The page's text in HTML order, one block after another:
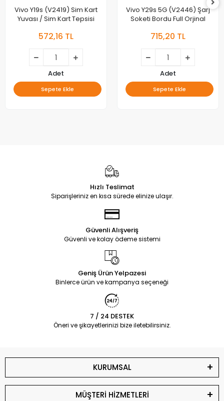
Vivo Y19s (V2419) Sim Kart
Yuvası / Sim Kart Tepsisi
572,16 TL
Adet
Sepete Ekle
Vivo Y29s 5G (V2446) Şarj
Soketi Bordu Full Orjinal
715,20 TL
Adet
Sepete Ekle
Hızlı Teslimat
Siparişleriniz en kısa sürede elinize ulaşır.
Güvenli Alışveriş
Güvenli ve kolay ödeme sistemi
Geniş Ürün Yelpazesi
Binlerce ürün ve kampanya seçeneği
7 / 24 DESTEK
Öneri ve şikayetlerinizi bize iletebilirsiniz.
KURUMSAL
MÜŞTERİ HİZMETLERİ